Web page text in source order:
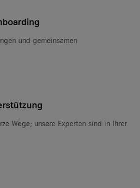
und gemeinsamen
Wege; unsere Experten sind in Ihrer